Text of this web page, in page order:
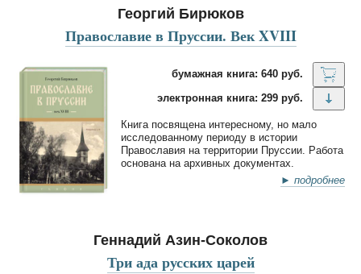
Георгий Бирюков
Православие в Пруссии. Век XVIII
бумажная книга: 640 руб.
электронная книга: 299 руб.
Книга посвящена интересному, но мало
исследованному периоду в истории
Православия на территории Пруссии. Работа
основана на архивных документах.
► подробнее
Геннадий Азин-Соколов
Три ада русских царей